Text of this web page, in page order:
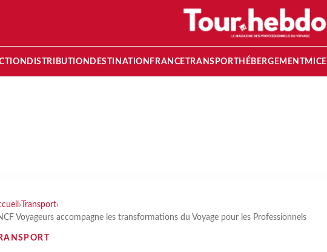
DISTRIBUTION DESTINATION FRANCETRANSPORT HÉBERGEMENTMICE
› Transport›
Voyageurs accompagne les transformations du Voyage pour les Professionnels